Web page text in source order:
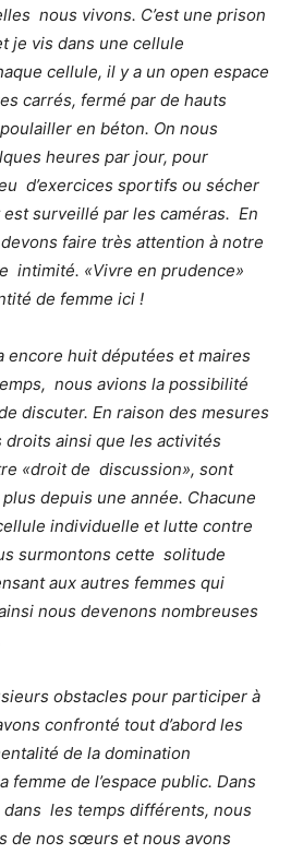
nous vivons. C’est une prison
je vis dans une cellule
cellule, il y a un open espace
carrés, fermé par de hauts
en béton. On nous
heures par jour, pour
d’exercices sportifs ou sécher
surveillé par les caméras. En
faire très attention à notre
intimité. «Vivre en prudence»
de femme ici !
encore huit députées et maires
nous avions la possibilité
discuter. En raison des mesures
droits ainsi que les activités
«droit de discussion», sont
depuis une année. Chacune
individuelle et lutte contre
surmontons cette solitude
aux autres femmes qui
nous devenons nombreuses
obstacles pour participer à
confronté tout d’abord les
de la domination
femme de l’espace public. Dans
les temps différents, nous
de nos sœurs et nous avons